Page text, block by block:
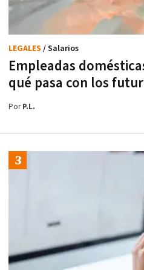
Empleadas
qué pasa con los
LEGALES / Salarios
PorP.L.